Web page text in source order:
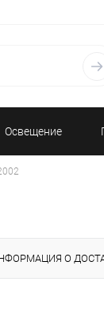
Освещение
О